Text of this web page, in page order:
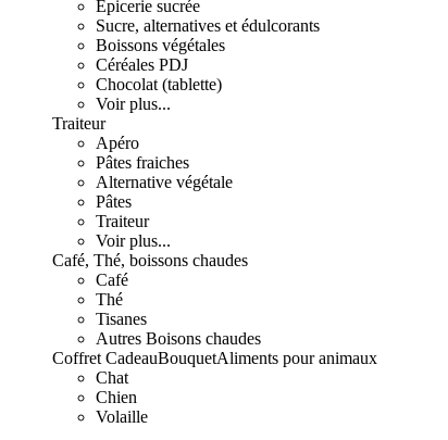
Epicerie sucrée
Sucre, alternatives et édulcorants
Boissons végétales
Céréales PDJ
Chocolat (tablette)
Voir plus...
Traiteur
Apéro
Pâtes fraiches
Alternative végétale
Pâtes
Traiteur
Voir plus...
Café, Thé, boissons chaudes
Café
Thé
Tisanes
Autres Boisons chaudes
Coffret CadeauBouquetAliments pour animaux
Chat
Chien
Volaille